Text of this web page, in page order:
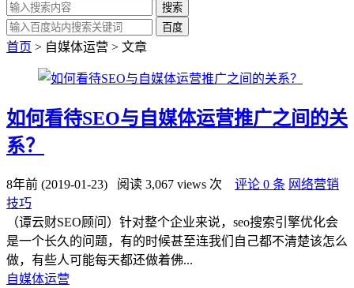
搜索
百度
首页 > 自媒体运营 > 文章
如何看待SEO与自媒体运营推广之间的关
系？
8年前 (2019-01-23) 阅读 3,067 views 次 评论 0 条 网络营销
技巧
（谭云财SEO顾问）针对整个企业来说，seo搜索引擎优化会
是一个长久的问题，有的时候甚至连我们自己都不清楚该怎么
做，有些人可能每天都还做着佛...
自媒体运营